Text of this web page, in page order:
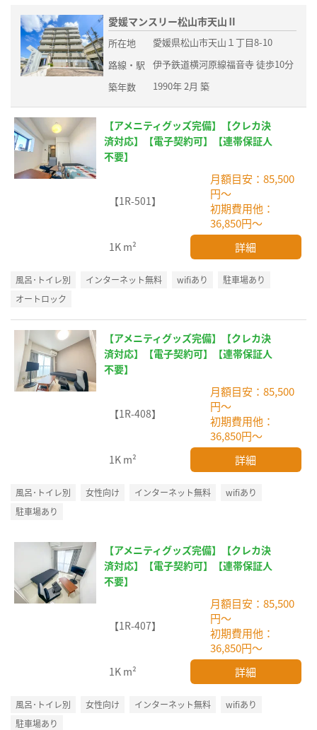
愛媛マンスリー松山市天山Ⅱ
所在地
愛媛県松山市天山１丁目8-10
路線・駅
伊予鉄道横河原線福音寺 徒歩10分
築年数
1990年 2月 築
【アメニティグッズ完備】【クレカ決
済対応】【電子契約可】【連帯保証人
不要】
【1R-501】
月額目安：85,500
円～
初期費用他：
36,850円～
1K m² 詳細
風呂･トイレ別 インターネット無料 wifiあり
駐車場あり
オートロック
【アメニティグッズ完備】【クレカ決
済対応】【電子契約可】【連帯保証人
不要】
【1R-408】
月額目安：85,500
円～
初期費用他：
36,850円～
1K m² 詳細
風呂･トイレ別 女性向け インターネット無料
wifiあり
駐車場あり
【アメニティグッズ完備】【クレカ決
済対応】【電子契約可】【連帯保証人
不要】
【1R-407】
月額目安：85,500
円～
初期費用他：
36,850円～
1K m² 詳細
風呂･トイレ別 女性向け インターネット無料
wifiあり
駐車場あり